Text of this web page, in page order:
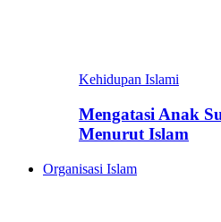
Kehidupan Islami
Mengatasi Anak
Menurut Islam
Organisasi Islam